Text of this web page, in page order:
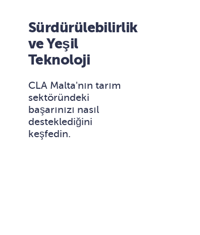
Sürdürülebilirlik
ve Yeşil
Teknoloji
CLA Malta'nın tarım
sektöründeki
başarınızı nasıl
desteklediğini
keşfedin.